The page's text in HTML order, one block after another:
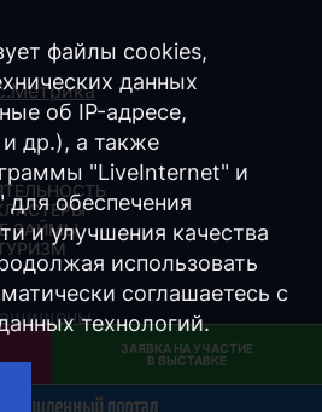
ЗАЯВКА НА УЧАСТИЕ
В ВЫСТАВКЕ
ЗАЙМЫ
Имидж
файлы cookies,
данных
об IP-адресе,
др.), а также
"LiveInternet" и
обеспечения
и улучшения качества
использовать
соглашаетесь с
технологий.